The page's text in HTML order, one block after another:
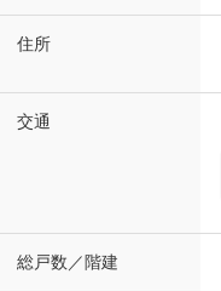
住所
交通
総戸数／階建